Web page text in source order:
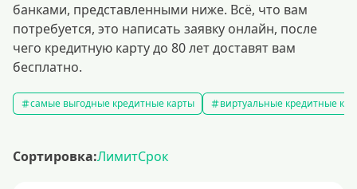
банками, представленными ниже. Всё, что вам
потребуется, это написать заявку онлайн, после
чего кредитную карту до 80 лет доставят вам
бесплатно.
самые выгодные кредитные карты виртуальные кредитные
Сортировка:ЛимитСрок